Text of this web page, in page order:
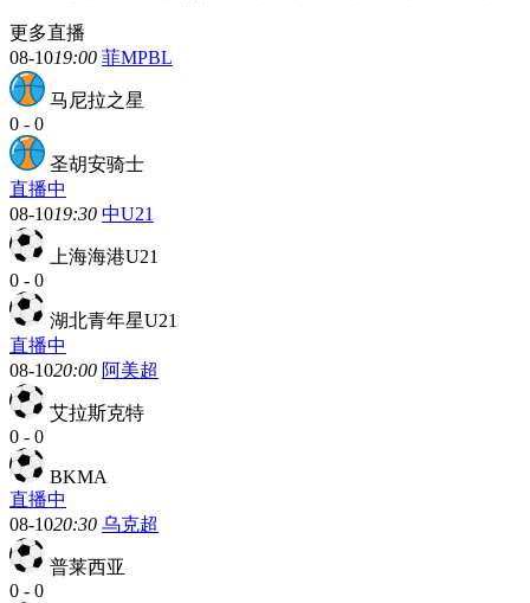
更多直播
08-1019:00 菲MPBL
马尼拉之星
0 - 0
圣胡安骑士
直播中
08-1019:30 中U21
上海海港U21
0 - 0
湖北青年星U21
直播中
08-1020:00 阿美超
艾拉斯克特
0 - 0
BKMA
直播中
08-1020:30 乌克超
普莱西亚
0 - 0